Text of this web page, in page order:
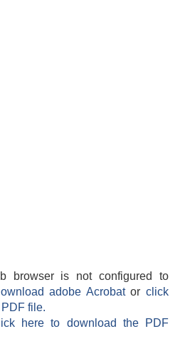
browser is not configured to
adobe Acrobatorclick
file.
here to download the PDF